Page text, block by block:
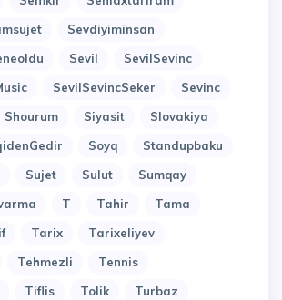
Sevdiyiminsan
Sevil
SevilSevinc
SevilSevincSeker
Sevinc
Shourum Siyasit
Slovakiya
Soyq
Standupbaku
Sujet Sulut
Sumqay
T Tahir
Tama
Tarix
Tarixeliyev
Tehmezli
Tennis
Tiflis Tolik
Turbaz